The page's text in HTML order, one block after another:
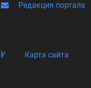
Редакция портала
Карта сайта